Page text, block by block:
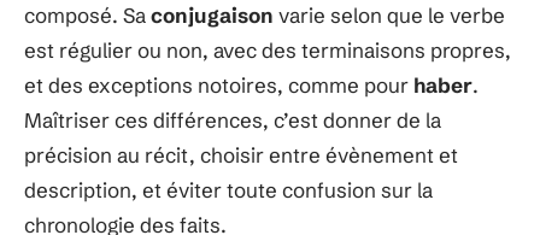
composé. Saconjugaison varie selon que le verbe
est régulier ou non, avec des terminaisons propres,
et des exceptions notoires, comme pour haber.
Maîtriser ces différences, c’est donner de la
précision au récit, choisir entre évènement et
description, et éviter toute confusion sur la
chronologie des faits.